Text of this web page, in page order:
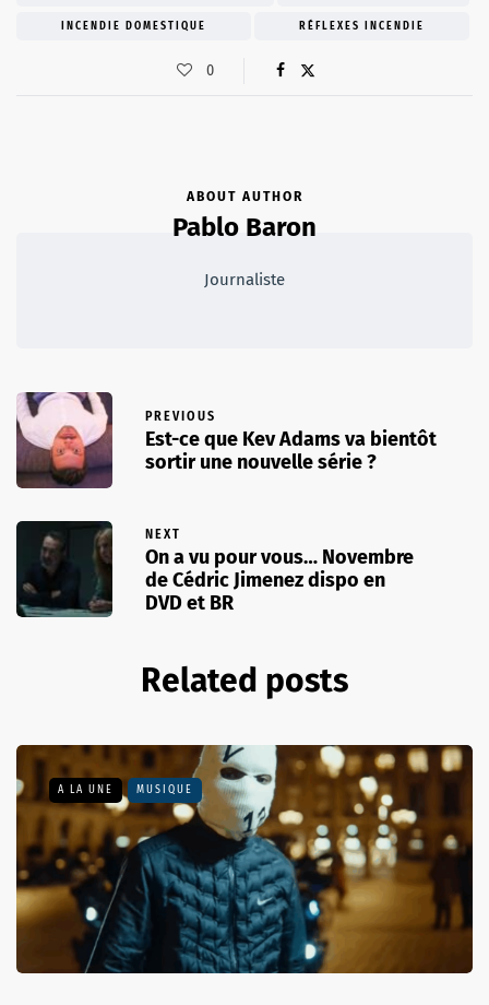
INCENDIE DOMESTIQUE RÉFLEXES INCENDIE
0
ABOUT AUTHOR
Pablo Baron
Journaliste
PREVIOUS
Est-ce que Kev Adams va bientôt
sortir une nouvelle série ?
NEXT
On a vu pour vous… Novembre
de Cédric Jimenez dispo en
DVD et BR
Related posts
A LA UNE MUSIQUE